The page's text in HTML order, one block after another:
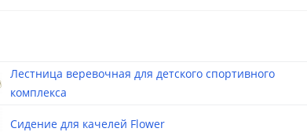
Лестница веревочная для детского спортивного
комплекса
Сидение для качелей Flower